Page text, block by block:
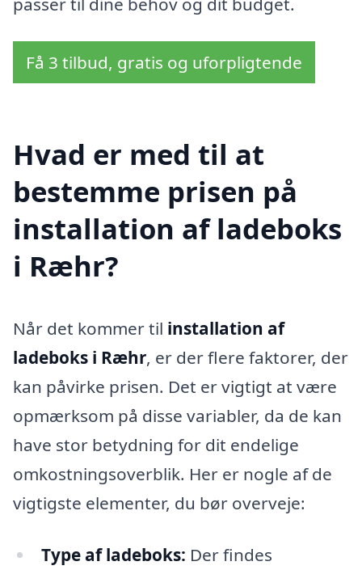
Få 3 tilbud, gratis og uforpligtende
Hvad er med til at
bestemme prisen på
installation af ladeboks
i Ræhr?
Når det kommer til installation af
ladeboks i Ræhr, er der flere faktorer, der
kan påvirke prisen. Det er vigtigt at være
opmærksom på disse variabler, da de kan
have stor betydning for dit endelige
omkostningsoverblik. Her er nogle af de
vigtigste elementer, du bør overveje:
Type af ladeboks: Der findes